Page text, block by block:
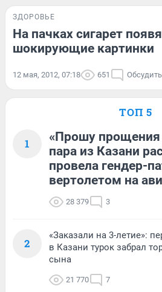
ЗДОРОВЬЕ
На пачках сигарет
шокирующие картинки
12 мая, 2012, 07:18 651 Обсудить
ТОП 5
1
«Прошу прощения
пара из Казани
провела гендер-
вертолетом на
28 379 3
2
«Заказали на 3-летие»:
в Казани турок забрал
сына
21 770 7